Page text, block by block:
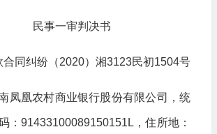
民事一审判决书
合同纠纷（2020）湘3123民初1504号
凤凰农村商业银行股份有限公司，统
：91433100089150151L，住所地：